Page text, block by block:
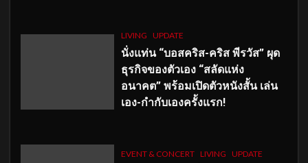
LIVING UPDATE
นั่งแท่น “บอสคริส-คริส พีรวัส” ผุด
ธุรกิจของตัวเอง “สลัดแห่ง
อนาคต” พร้อมเปิดตัวหนังสั้น เล่น
เอง-กำกับเองครั้งแรก!
EVENT & CONCERT LIVING UPDATE